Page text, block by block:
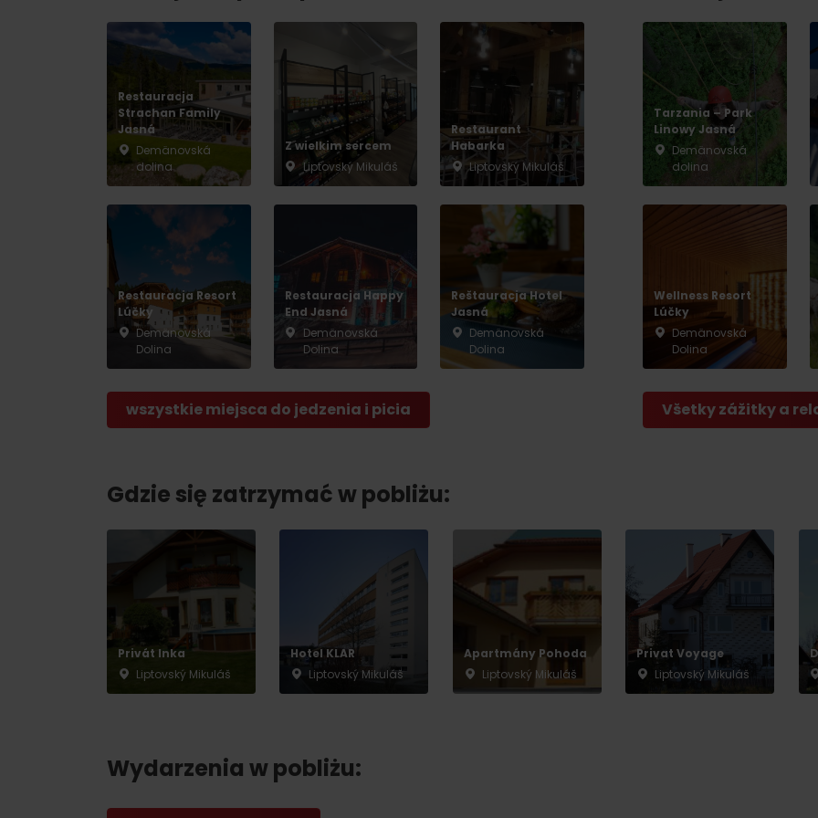
Nie masz samochodu i potrzebujesz
podwózki?
Ski&AquaBus
Transport lotniczy
Usługi taksówkowe
Transport autobusowy
Transport kolejowy
No data found for this source.
No data found for this source. No data found for this source.
Restauracja
Strachan Family
Jasná
Demänovská
dolina
Z wielkim sercem
Liptovský Mikuláš
Restaurant
Habarka
Liptovský Mikuláš
Restauracja Resort
Lúčky
Demänovská
Dolina
Restauracja Happy
End Jasná
Demänovská
Dolina
Reštauracja Hotel
Jasná
Demänovská
Dolina
wszystkie miejsca do jedzenia i picia
Tarzania – Park
Linowy Jasná
Demänovská
dolina
Wellness Resort
Lúčky
Demänovská
Dolina
Všetky zážitky a
Gdzie się zatrzymać w pobliżu:
Privát Inka
Liptovský Mikuláš
Hotel KLAR
Liptovský Mikuláš
Apartmány Pohoda
Liptovský Mikuláš
Privat Voyage
Liptovský Mikuláš
Wydarzenia w pobliżu: